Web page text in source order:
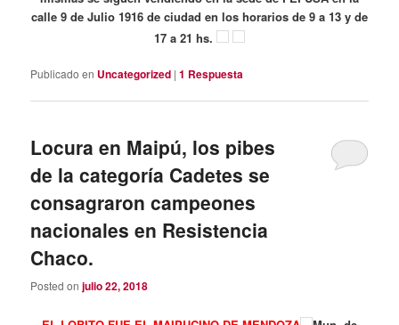
calle 9 de Julio 1916 de ciudad en los horarios de 9 a 13 y de
17 a 21 hs.
Publicado en Uncategorized |1 Respuesta
Locura en Maipú, los pibes
de la categoría Cadetes se
consagraron campeones
nacionales en Resistencia
Chaco.
Posted onjulio 22, 2018